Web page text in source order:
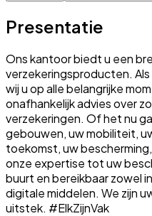
Presentatie
Ons kantoor biedt u een
verzekeringsproducten.
wij u op alle belangrijke
onafhankelijk advies over
verzekeringen. Of het nu
gebouwen, uw mobiliteit,
toekomst, uw
onze expertise tot uw
buurt en bereikbaar zowel
digitale middelen. We zijn
uitstek. #ElkZijnVak